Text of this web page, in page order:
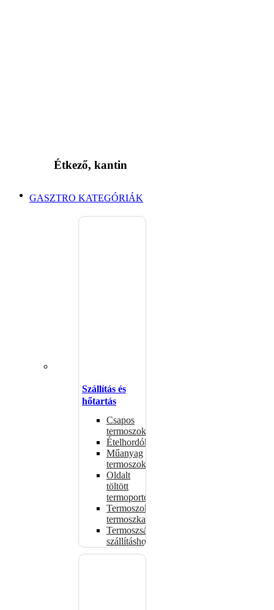
Étkező, kantin
GASZTRO KATEGÓRIÁK
Szállítás és
hőtartás
Csapos
termoszok
Ételhordók
Műanyag
termoszok
Oldalt
töltött
termoportok
Termoszok,
termoszkannák
Termoszsákok
szállításhoz